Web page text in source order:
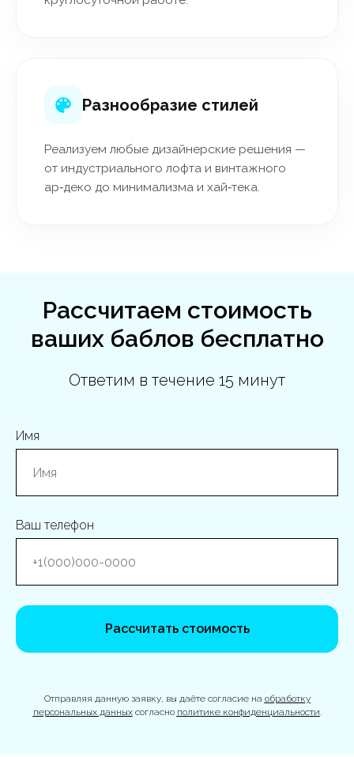
Разнообразие стилей
Реализуем любые дизайнерские решения —
от индустриального лофта и винтажного
ар‑деко до минимализма и хай‑тека.
Рассчитаем стоимость
ваших баблов бесплатно
Ответим в течение 15 минут
Имя
Ваш телефон
Рассчитать стоимость
Отправляя данную заявку, вы даёте согласие на обработку
персональных данныхсогласно политике конфиденциальности